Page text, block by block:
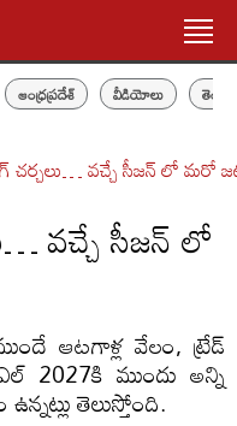
ఆంధ్రప్రదేశ్ వీడియోలు
చర్చలు… వచ్చే సీజన్ లో మరో
వచ్చే సీజన్ లో
ఆటగాళ్ల వేలం, ట్రేడ్
2027కి ముందు అన్ని
తెలుస్తోంది.